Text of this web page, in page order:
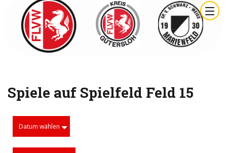
Spiele auf Spielfeld Feld 15
Datum wählen